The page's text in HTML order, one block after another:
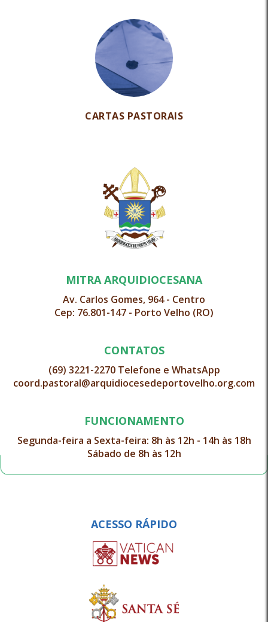
CARTAS PASTORAIS
MITRA ARQUIDIOCESANA
Av. Carlos Gomes, 964 - Centro
Cep: 76.801-147 - Porto Velho (RO)
CONTATOS
(69) 3221-2270 Telefone e WhatsApp
coord.pastoral@arquidiocesedeportovelho.org.com
FUNCIONAMENTO
Segunda-feira a Sexta-feira: 8h às 12h - 14h às 18h
Sábado de 8h às 12h
ACESSO RÁPIDO